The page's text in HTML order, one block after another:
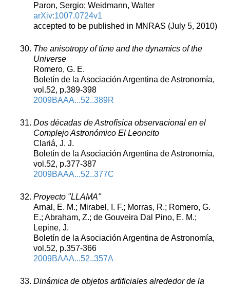
Paron, Sergio; Weidmann, Walter
arXiv:1007.0724v1
accepted to be published in MNRAS (July 5, 2010)
The anisotropy of time and the dynamics of the
Universe
Romero, G. E.
Boletín de la Asociación Argentina de Astronomía,
vol.52, p.389-398
2009BAAA...52..389R
Dos décadas de Astrofísica observacional en el
Complejo Astronómico El Leoncito
Clariá, J. J.
Boletín de la Asociación Argentina de Astronomía,
vol.52, p.377-387
2009BAAA...52..377C
Proyecto "LLAMA"
Arnal, E. M.; Mirabel, I. F.; Morras, R.; Romero, G.
E.; Abraham, Z.; de Gouveira Dal Pino, E. M.;
Lepine, J.
Boletín de la Asociación Argentina de Astronomía,
vol.52, p.357-366
2009BAAA...52..357A
Dinámica de objetos artificiales alrededor de la